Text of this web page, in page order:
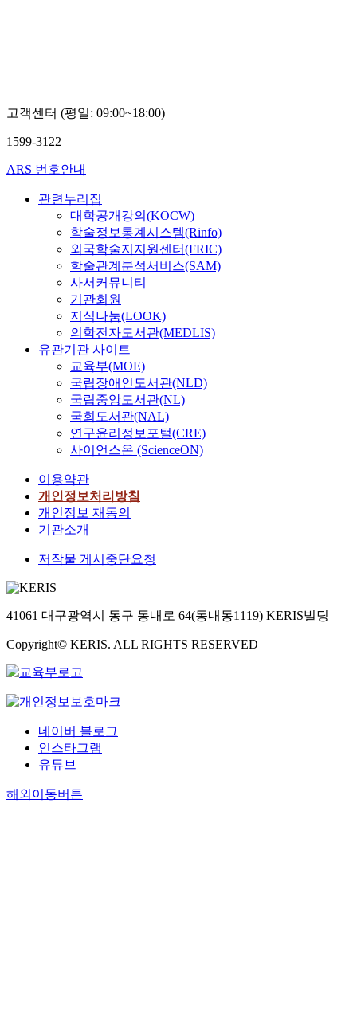
고객센터 (평일: 09:00~18:00)
1599-3122
ARS 번호안내
관련누리집
대학공개강의(KOCW)
학술정보통계시스템(Rinfo)
외국학술지지원센터(FRIC)
학술관계분석서비스(SAM)
사서커뮤니티
기관회원
지식나눔(LOOK)
의학전자도서관(MEDLIS)
유관기관 사이트
교육부(MOE)
국립장애인도서관(NLD)
국립중앙도서관(NL)
국회도서관(NAL)
연구윤리정보포털(CRE)
사이언스온 (ScienceON)
이용약관
개인정보처리방침
개인정보 재동의
기관소개
저작물 게시중단요청
41061 대구광역시 동구 동내로 64(동내동1119) KERIS빌딩
Copyright© KERIS. ALL RIGHTS RESERVED
네이버 블로그
인스타그램
유튜브
해외이동버튼